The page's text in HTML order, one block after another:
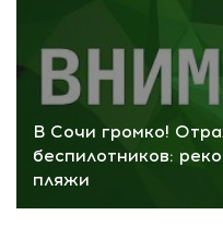
В Сочи громко!
беспилотников:
пляжи